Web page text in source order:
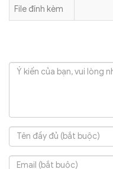
File đính kèm